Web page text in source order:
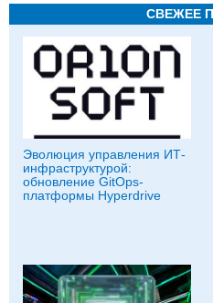
СВЕЖЕЕ
Эволюция управления ИТ-
инфраструктурой:
обновление GitOps-
платформы Hyperdrive